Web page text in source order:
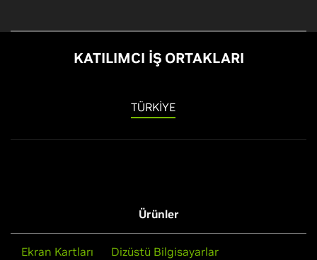
KATILIMCI İŞ ORTAKLARI
TÜRKIYE
Ürünler
Ekran Kartları Dizüstü Bilgisayarlar